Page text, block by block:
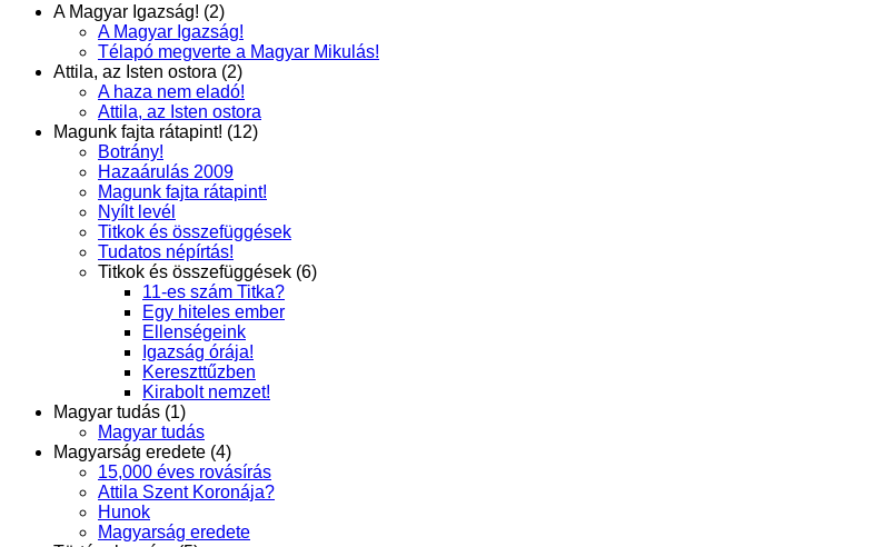
A Magyar Igazság! (2)
A Magyar Igazság!
Télapó megverte a Magyar Mikulás!
Attila, az Isten ostora (2)
A haza nem eladó!
Attila, az Isten ostora
Magunk fajta rátapint! (12)
Botrány!
Hazaárulás 2009
Magunk fajta rátapint!
Nyílt levél
Titkok és összefüggések
Tudatos népírtás!
Titkok és összefüggések (6)
11-es szám Titka?
Egy hiteles ember
Ellenségeink
Igazság órája!
Kereszttűzben
Kirabolt nemzet!
Magyar tudás (1)
Magyar tudás
Magyarság eredete (4)
15,000 éves rovásírás
Attila Szent Koronája?
Hunok
Magyarság eredete